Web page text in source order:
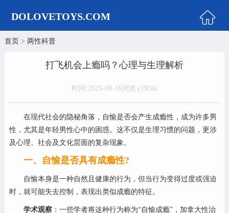
DOLOVETOYS.COM
首页
情趣商城
实体娃娃
娃娃知识
首页 > 两性科普
打飞机会上瘾吗？心理与生理解析
时间:2025-09-16浏览:( 1934)
在现代社会的隐秘角落，自愉是否会产生成瘾性，成为许多男
性，尤其是年轻男性心中的困惑。这不仅是生理习惯的问题，更涉
及心理、社会及文化层面的复杂现象。
一、自愉是否具有成瘾性?
自愉本身是一种自然且健康的行为，但当行为变得过度或强迫
时，就可能失去控制，表现出类似成瘾的特征。
学术观察：一些学者将这种行为称为“自愉成瘾”，加拿大性治